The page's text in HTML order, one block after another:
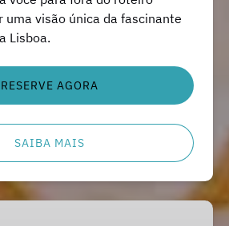
visão única da fascinante
Lisboa.
RESERVE AGORA
SAIBA MAIS